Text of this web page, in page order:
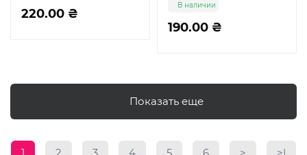
220.00 ₴
190.00 ₴
В наличии
Показать еще